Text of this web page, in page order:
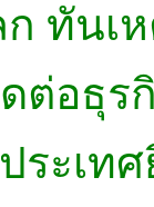
ทันเ
ต่อธุร
ระเท